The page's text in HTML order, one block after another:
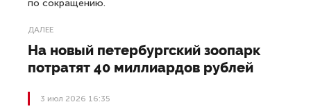
по сокращению.
ДАЛЕЕ
На новый петербургский зоопарк
потратят 40 миллиардов рублей
3 июл 2026 16:35